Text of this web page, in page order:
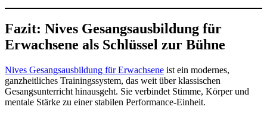
Fazit: Nives Gesangsausbildung für
Erwachsene als Schlüssel zur Bühne
Nives Gesangsausbildung für Erwachsene ist ein modernes,
ganzheitliches Trainingssystem, das weit über klassischen
Gesangsunterricht hinausgeht. Sie verbindet Stimme, Körper und
mentale Stärke zu einer stabilen Performance-Einheit.